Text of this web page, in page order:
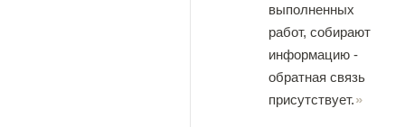
выполненных
работ, собирают
информацию -
обратная связь
присутствует.